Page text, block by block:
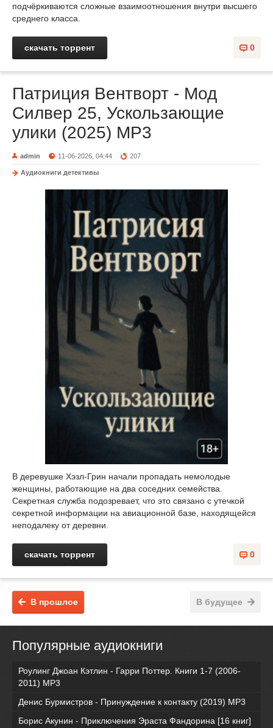
подчёркиваются сложные взаимоотношения внутри высшего
среднего класса.
0
скачать торрент
Патриция Вентворт - Мод
Силвер 25, Ускользающие
улики (2025) МР3
admin 11-06-2026, 04:44 207
Аудиокниги детективы
В деревушке Хэзл-Грин начали пропадать немолодые
женщины, работающие на два соседних семейства.
Секретная служба подозревает, что это связано с утечкой
секретной информации на авиационной базе, находящейся
неподалеку от деревни.
0
скачать торрент
В будущее
В прошлое
Популярные аудиокниги
Роулинг Джоан Кэтлин - Гарри Поттер. Книги 1-7 (2006-
2011) MP3
Денис Бурмистров - Принуждение к контакту (2019) MP3
Борис Акунин - Приключения Эраста Фандорина [16 книг]